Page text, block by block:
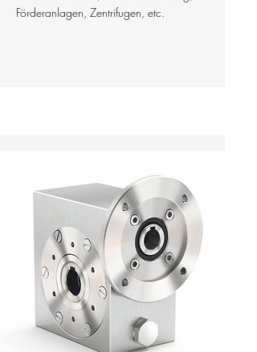
Förderanlagen, Zentrifugen, etc.